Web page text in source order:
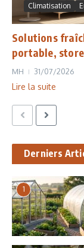
Climatisation
Solutions
portable,
MH 31/07/2026
Lire la suite
Derniers
1